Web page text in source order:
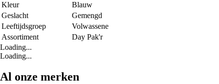
Kleur
Blauw
Geslacht
Gemengd
Leeftijdsgroep
Volwassene
Assortiment
Day Pak'r
Loading...
Loading...
Al onze merken